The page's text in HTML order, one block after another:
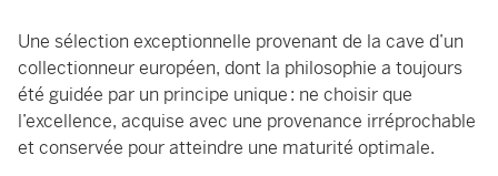
Une sélection exceptionnelle provenant de la cave d’un
collectionneur européen, dont la philosophie a toujours
été guidée par un principe unique : ne choisir que
l’excellence, acquise avec une provenance irréprochable
et conservée pour atteindre une maturité optimale.